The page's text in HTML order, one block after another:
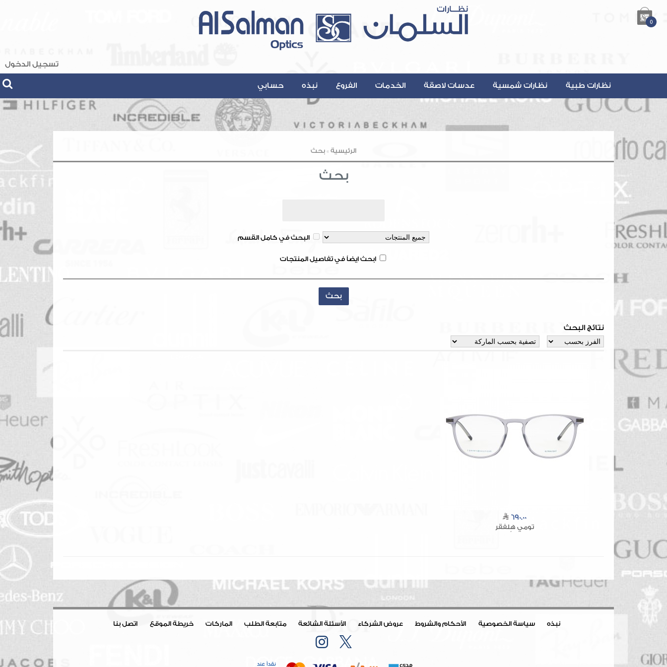
Contact@AlsalmanOptics.com
0
تسجيل الدخول
نظارات طبية نظارات شمسية عدسات لاصقة الخدمات الفروع نبذه حسابي
الرئيسية » بحث
بحث
البحث في كامل القسم
ابحث ايضاً في تفاصيل المنتجات
نتائج البحث
690.00
تومي هٍلفقر
نبذه سياسة الخصوصية الأحكام والشروط عروض الشركاء الأسئلة الشائعة متابعة الطلب الماركات خريطة الموقع اتصل بنا